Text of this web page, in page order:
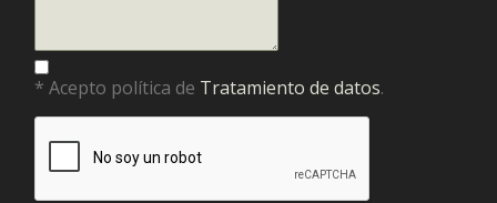
* Acepto política de Tratamiento de datos.